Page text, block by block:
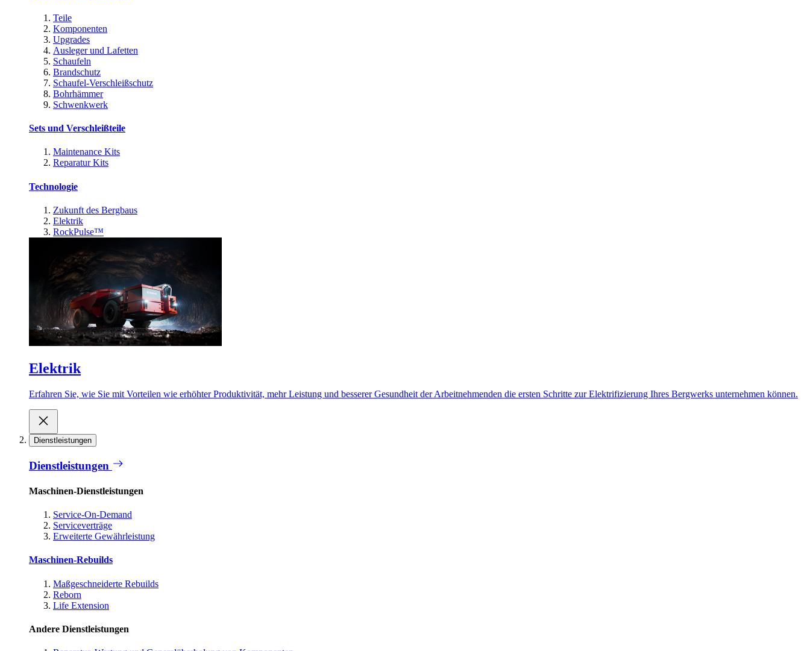
Teile
Komponenten
Upgrades
Ausleger und Lafetten
Schaufeln
Brandschutz
Schaufel-Verschleißschutz
Bohrhämmer
Schwenkwerk
Sets und Verschleißteile
Maintenance Kits
Reparatur Kits
Technologie
Zukunft des Bergbaus
Elektrik
RockPulse™
Elektrik
Erfahren Sie, wie Sie mit Vorteilen wie erhöhter Produktivität, mehr Leistung und besserer Gesundheit der Arbeitnehmenden die ersten Schritte zur Elektrifizierung Ihres Bergwerks unternehmen können.
Dienstleistungen
Dienstleistungen
Maschinen-Dienstleistungen
Service-On-Demand
Serviceverträge
Erweiterte Gewährleistung
Maschinen-Rebuilds
Maßgeschneiderte Rebuilds
Reborn
Life Extension
Andere Dienstleistungen